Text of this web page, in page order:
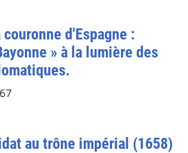
d'Espagne :
» à la lumière des
au trône impérial (1658)